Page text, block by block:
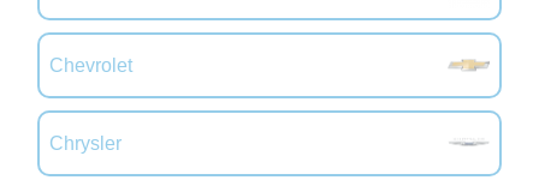
Chevrolet
Chrysler